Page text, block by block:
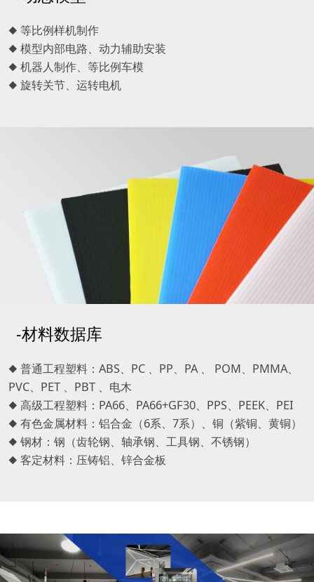
◆ 等比例样机制作
◆ 模型内部电路、动力辅助安装
◆ 机器人制作、等比例车模
◆ 旋转关节、运转电机
-材料数据库
◆ 普通工程塑料：ABS、PC 、PP、PA 、 POM、PMMA、
PVC、PET 、PBT 、电木
◆ 高级工程塑料：PA66、PA66+GF30、PPS、PEEK、PEI
◆ 有色金属材料：铝合金（6系、7系）、铜（紫铜、黄铜）
◆ 钢材：钢（齿轮钢、轴承钢、工具钢、不锈钢）
◆ 客定材料：压铸铝、锌合金板